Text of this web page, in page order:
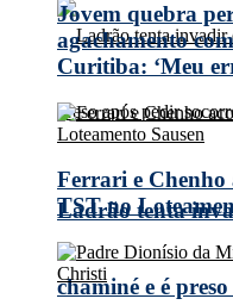
Ladrão tenta
chaminé e é
Jovem quebra
agachamento
Curitiba: ‘Meu
Ferrari e Chenho
TST no